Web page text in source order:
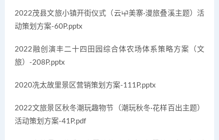
2022茂县文旅小镇开街仪式（云中美寨·漫旅叠溪主题）活
动策划方案-60P.pptx
2022融创演丰二十四田园综合体农场体系策略方案（文
旅）-208P.pptx
2020冼太故里景区营销策划方案-111P.pptx
2022文旅景区秋冬潮玩趣物节（潮玩秋冬·花样百出主题）
活动策划方案-41P.pdf